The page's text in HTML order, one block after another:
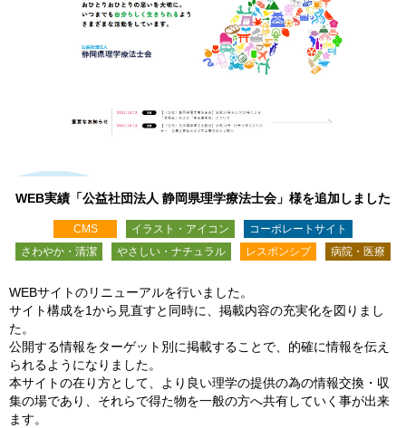
WEB実績「公益社団法人 静岡県理学療法士会」様を追加しました
CMS イラスト・アイコン
コーポレートサイト
さわやか・清潔
やさしい・ナチュラル レスポンシブ 病院・医療
WEBサイトのリニューアルを行いました。
サイト構成を1から見直すと同時に、掲載内容の充実化を図りまし
た。
公開する情報をターゲット別に掲載することで、的確に情報を伝え
られるようになりました。
本サイトの在り方として、より良い理学の提供の為の情報交換・収
集の場であり、それらで得た物を一般の方へ共有していく事が出来
ます。